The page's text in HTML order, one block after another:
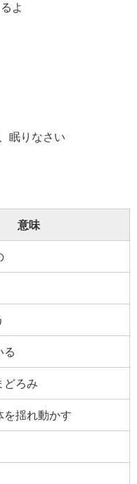
よ
眠りなさい
意味
る
どろみ
を揺れ動かす